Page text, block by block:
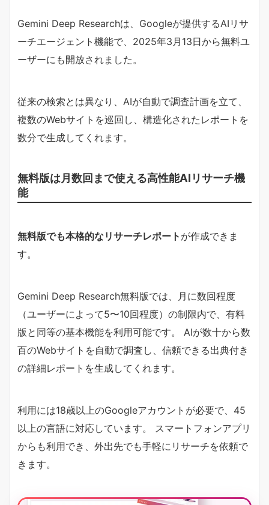
Gemini Deep Researchは、Googleが提供するAIリサ
ーチエージェント機能で、2025年3月13日から無料ユ
ーザーにも開放されました。
従来の検索とは異なり、AIが自動で調査計画を立て、
複数のWebサイトを巡回し、構造化されたレポートを
数分で生成してくれます。
無料版は月数回まで使える高性能AIリサーチ機
能
無料版でも本格的なリサーチレポート が作成できま
す。
Gemini Deep Research無料版では、月に数回程度
（ユーザーによって5〜10回程度）の制限内で、有料
版と同等の基本機能を利用可能です。 AIが数十から数
百のWebサイトを自動で調査し、信頼できる出典付き
の詳細レポートを生成してくれます。
利用には18歳以上のGoogleアカウントが必要で、45
以上の言語に対応しています。 スマートフォンアプリ
からも利用でき、外出先でも手軽にリサーチを依頼で
きます。